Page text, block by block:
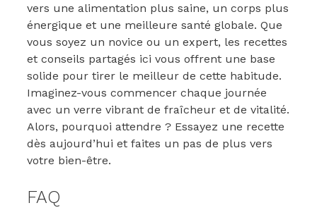
vers une alimentation plus saine, un corps plus
énergique et une meilleure santé globale. Que
vous soyez un novice ou un expert, les recettes
et conseils partagés ici vous offrent une base
solide pour tirer le meilleur de cette habitude.
Imaginez-vous commencer chaque journée
avec un verre vibrant de fraîcheur et de vitalité.
Alors, pourquoi attendre ? Essayez une recette
dès aujourd’hui et faites un pas de plus vers
votre bien-être.
FAQ